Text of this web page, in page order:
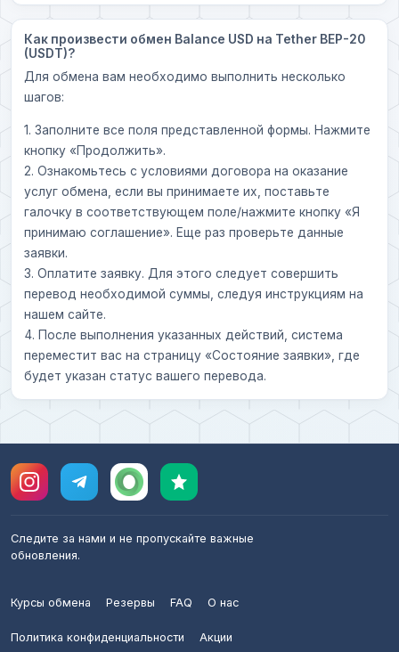
Как произвести обмен Balance USD на Tether BEP-20
(USDT)?
Для обмена вам необходимо выполнить несколько
шагов:
1. Заполните все поля представленной формы. Нажмите
кнопку «Продолжить».
2. Ознакомьтесь с условиями договора на оказание
услуг обмена, если вы принимаете их, поставьте
галочку в соответствующем поле/нажмите кнопку «Я
принимаю соглашение». Еще раз проверьте данные
заявки.
3. Оплатите заявку. Для этого следует совершить
перевод необходимой суммы, следуя инструкциям на
нашем сайте.
4. После выполнения указанных действий, система
переместит вас на страницу «Состояние заявки», где
будет указан статус вашего перевода.
Следите за нами и не пропускайте важные
обновления.
Курсы обмена Резервы FAQ О нас
Политика конфиденциальности Акции